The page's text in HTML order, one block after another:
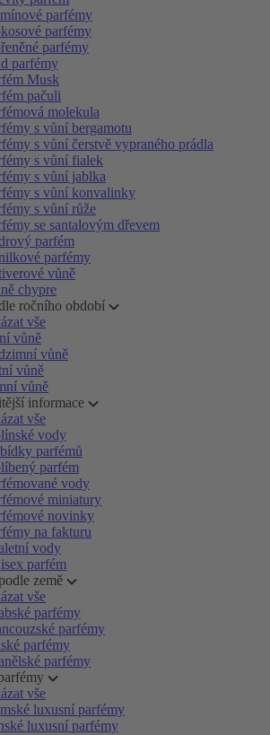
parfémy
parfémy
parfémy
parfémy
Musk
pačuli
molekula
s vůní bergamotu
s vůní čerstvě vypraného prádla
s vůní fialek
s vůní jablka
s vůní konvalinky
s vůní růže
se santalovým dřevem
parfém
parfémy
vůně
chypre
ročního období
vše
vůně
vůně
vůně
vůně
informace
vše
vody
parfémů
parfém
vody
miniatury
novinky
na fakturu
vody
parfém
země
vše
parfémy
parfémy
parfémy
parfémy
vše
luxusní parfémy
luxusní parfémy